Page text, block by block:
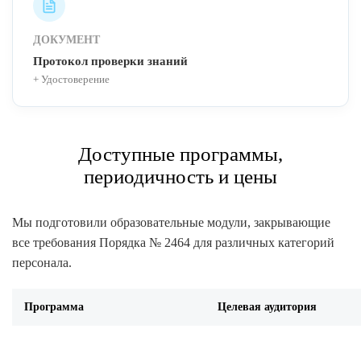
ДОКУМЕНТ
Протокол проверки знаний
+ Удостоверение
Доступные программы,
периодичность и цены
Мы подготовили образовательные модули, закрывающие
все требования Порядка № 2464 для различных категорий
персонала.
Программа Целевая аудитория